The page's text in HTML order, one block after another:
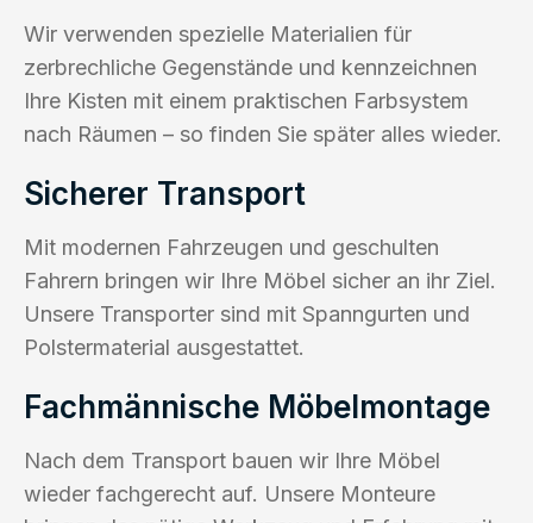
Wir verwenden spezielle Materialien für
zerbrechliche Gegenstände und kennzeichnen
Ihre Kisten mit einem praktischen Farbsystem
nach Räumen – so finden Sie später alles wieder.
Sicherer Transport
Mit modernen Fahrzeugen und geschulten
Fahrern bringen wir Ihre Möbel sicher an ihr Ziel.
Unsere Transporter sind mit Spanngurten und
Polstermaterial ausgestattet.
Fachmännische Möbelmontage
Nach dem Transport bauen wir Ihre Möbel
wieder fachgerecht auf. Unsere Monteure